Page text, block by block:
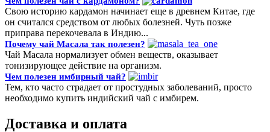
Свою историю кардамон начинает еще в древнем Китае, где
он считался средством от любых болезней. Чуть позже
приправа перекочевала в Индию...
Почему чай Масала так полезен?
Чай Масала нормализует обмен веществ, оказывает
тонизирующее действие на организм.
Чем полезен имбирный чай?
Тем, кто часто страдает от простудных заболеваний, просто
необходимо купить индийский чай с имбирем.
Доставка и оплата